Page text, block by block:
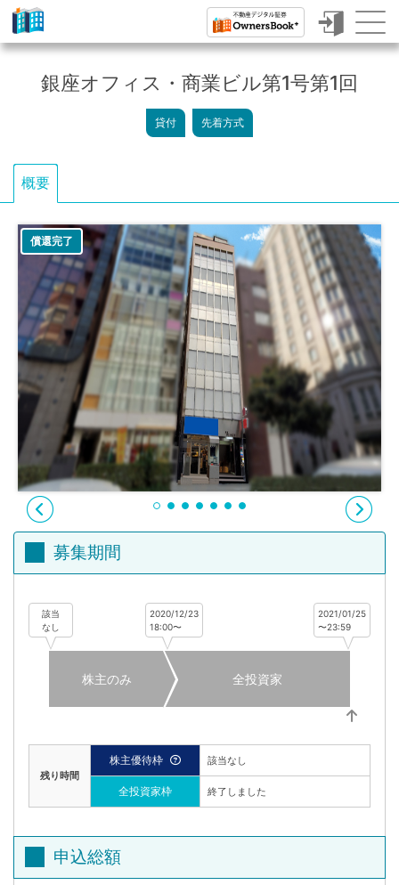
ク
フ
ァ
ン
デ
ィ
ン
グ
で
不
動
産
投
資
OwnersBook
銀座オフィス・商業ビル第1号第1回
貸付 先着方式
概要
償還完了
募集期間
該当
なし
2020/12/23
18:00〜
2021/01/25
〜23:59
株主のみ 全投資家
残り時間
株主優待枠 該当なし
全投資家枠 終了しました
申込総額